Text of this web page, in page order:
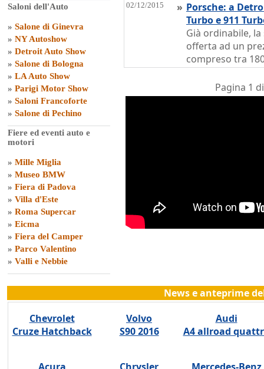
Saloni dell'Auto
» Salone di Ginevra
» NY Autoshow
» Detroit Auto Show
» Salone di Bologna
» LA Auto Show
» Parigi Motor Show
» Saloni Francoforte
» Salone di Pechino
Fiere ed eventi auto e
motori
» Mille Miglia
» Museo BMW
» Fiera di Padova
» Villa d'Este
» Roma Supercar
» Eicma
» Fiera del Camper
» Parco Valentino
» Valli e Nebbie
02/12/2015 » Porsche: a
Turbo e 911
Già ordinabile,
offerta ad un
compreso tra
Pagina 1
News e anteprime
Chevrolet
Cruze Hatchback
Volvo
S90 2016
Audi
A4 allroad